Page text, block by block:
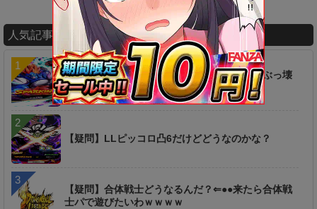
人気記事ランキング
【衝撃】ヤバ過ぎィィ！！！あの新キャラがぶっ壊
れｷﾀ━━━━(ﾟ∀ﾟ)━━━━!!
【疑問】LLピッコロ凸6だけどどうなのかな？
【疑問】合体戦士どうなるんだ？⇐●●来たら合体戦
士パで遊びたいわｗｗｗｗ